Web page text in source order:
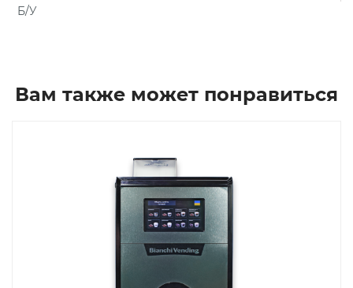
Б/У
Вам также может понравиться